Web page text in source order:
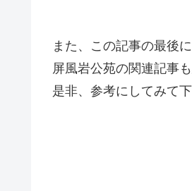
また、この記事の最後に
屏風岩公苑の関連記事
是非、参考にしてみて下